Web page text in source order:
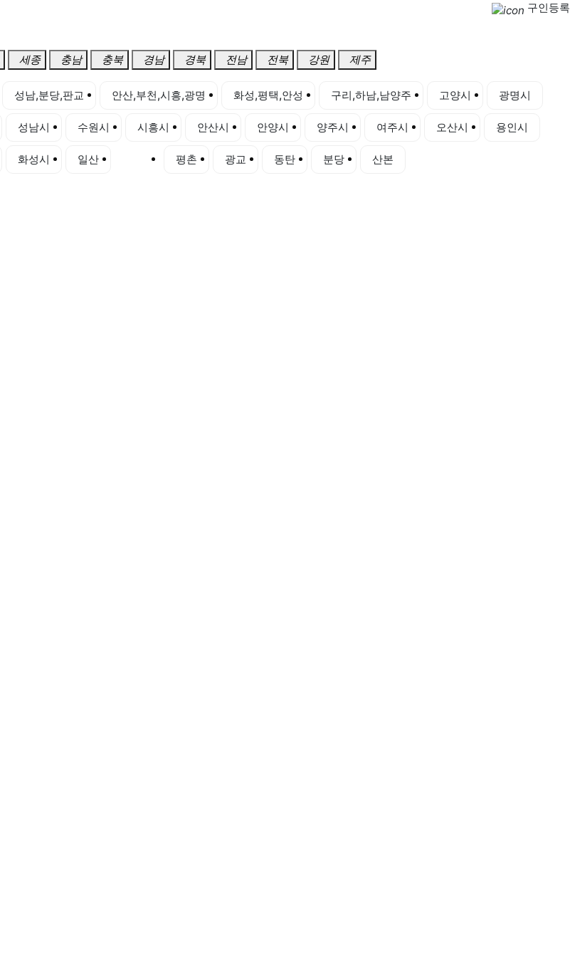
구인등록
세종 충남 충북 경남 경북 전남 전북 강원 제주
성남,분당,판교 안산,부천,시흥,광명 화성,평택,안성 구리,하남,남양주 고양시 광명시
성남시 수원시 시흥시 안산시 안양시 양주시 여주시 오산시 용인시
화성시 일산 평촌 광교 동탄 분당
산본